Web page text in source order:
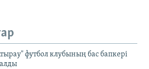
футбол клубының бас бапкері